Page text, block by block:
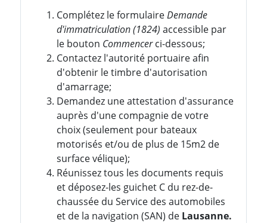
Complétez le formulaireDemande
d'immatriculation (1824) accessible par
le bouton Commencerci-dessous;
Contactez l'autorité portuaire afin
d'obtenir le timbre d'autorisation
d'amarrage;
Demandez une attestation d'assurance
auprès d'une compagnie de votre
choix (seulement pour bateaux
motorisés et/ou de plus de 15m2 de
surface vélique);
Réunissez tous les documents requis
et déposez-les guichet C du rez-de-
chaussée du Service des automobiles
et de la navigation (SAN) de Lausanne.